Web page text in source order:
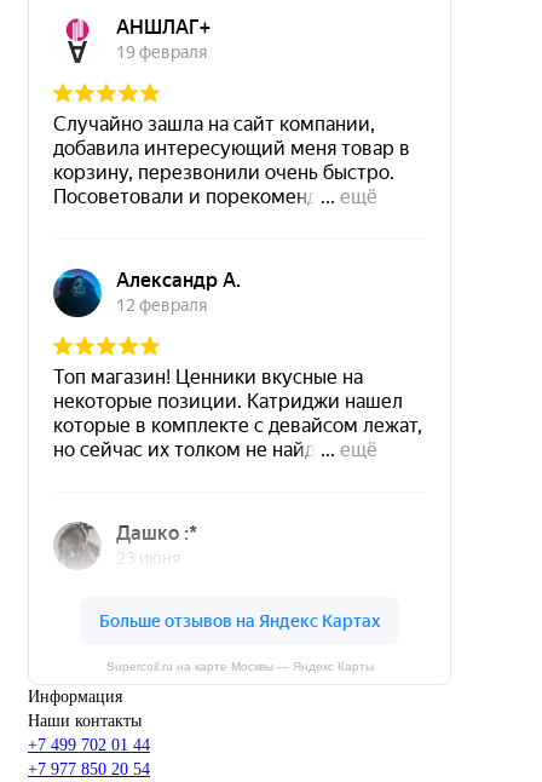
Supercoil.ru на карте Москвы — Яндекс Карты
Информация
Наши контакты
+7 499 702 01 44
+7 977 850 20 54